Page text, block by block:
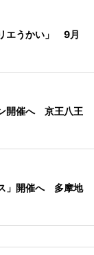
エうかい」 9月
開催へ 京王八王
」開催へ 多摩地